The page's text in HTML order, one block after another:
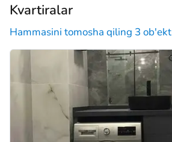
Kvartiralar
Hammasini tomosha qiling 3 ob'ekt